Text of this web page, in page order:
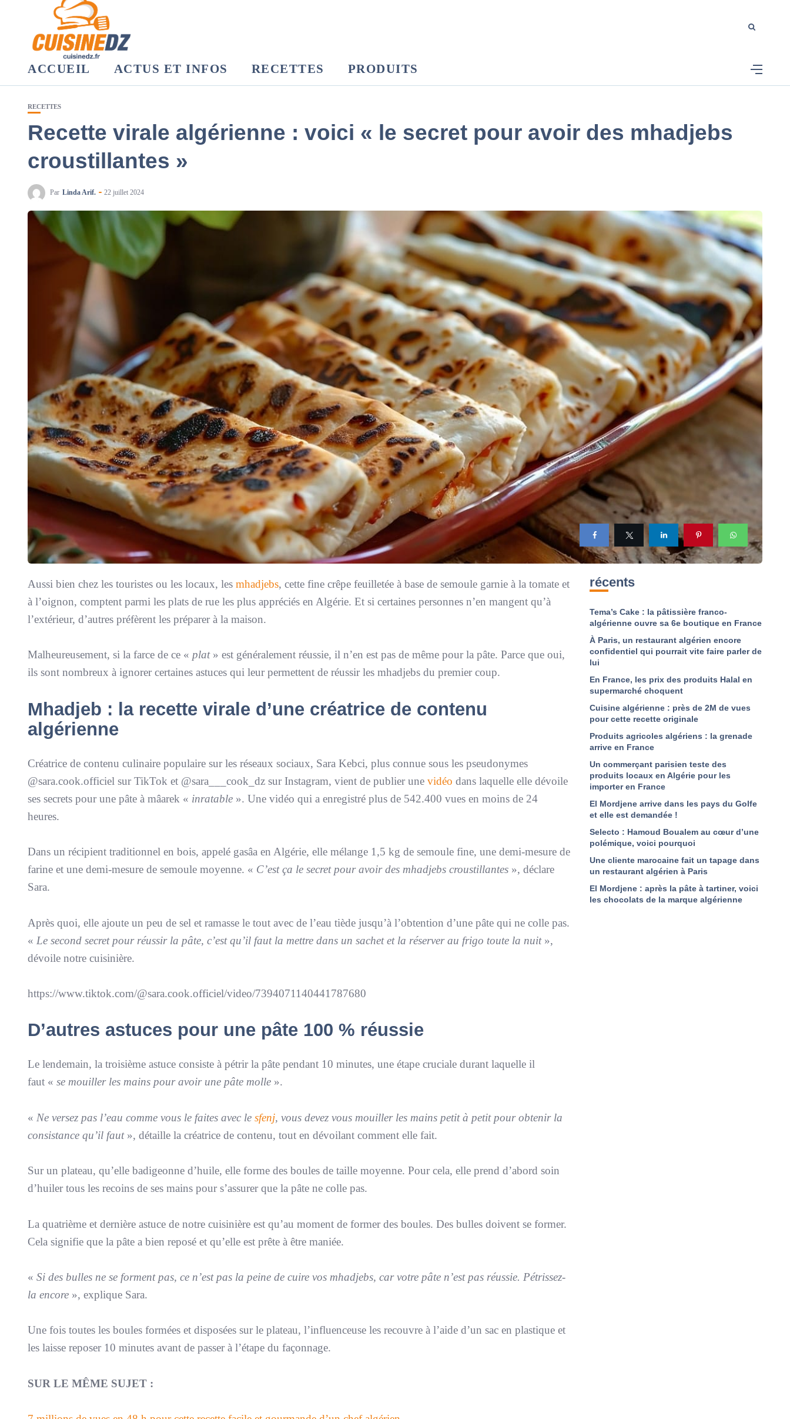
ACCUEIL ACTUS ET INFOS RECETTES PRODUITS
RECETTES
Recette virale algérienne : voici « le secret pour avoir des mhadjebs
croustillantes »
Par Linda Arif. 22 juillet 2024
Aussi bien chez les touristes ou les locaux, les mhadjebs, cette fine crêpe feuilletée à base de semoule garnie à la tomate et
à l’oignon, comptent parmi les plats de rue les plus appréciés en Algérie. Et si certaines personnes n’en mangent qu’à
l’extérieur, d’autres préfèrent les préparer à la maison.
Malheureusement, si la farce de ce « plat» est généralement réussie, il n’en est pas de même pour la pâte. Parce que oui,
ils sont nombreux à ignorer certaines astuces qui leur permettent de réussir les mhadjebs du premier coup.
Mhadjeb : la recette virale d’une créatrice de contenu
algérienne
Créatrice de contenu culinaire populaire sur les réseaux sociaux, Sara Kebci, plus connue sous les pseudonymes
@sara.cook.officiel sur TikTok et @sara___cook_dz sur Instagram, vient de publier une vidéo dans laquelle elle dévoile
ses secrets pour une pâte à mâarek « inratable ». Une vidéo qui a enregistré plus de 542.400 vues en moins de 24
heures.
Dans un récipient traditionnel en bois, appelé gasâa en Algérie, elle mélange 1,5 kg de semoule fine, une demi-mesure de
farine et une demi-mesure de semoule moyenne. « C’est ça le secret pour avoir des mhadjebs croustillantes », déclare
Sara.
Après quoi, elle ajoute un peu de sel et ramasse le tout avec de l’eau tiède jusqu’à l’obtention d’une pâte qui ne colle pas.
« Le second secret pour réussir la pâte, c’est qu’il faut la mettre dans un sachet et la réserver au frigo toute la nuit »,
dévoile notre cuisinière.
https://www.tiktok.com/@sara.cook.officiel/video/7394071140441787680
D’autres astuces pour une pâte 100 % réussie
Le lendemain, la troisième astuce consiste à pétrir la pâte pendant 10 minutes, une étape cruciale durant laquelle il
faut « se mouiller les mains pour avoir une pâte molle ».
« Ne versez pas l’eau comme vous le faites avec le sfenj, vous devez vous mouiller les mains petit à petit pour obtenir la
consistance qu’il faut», détaille la créatrice de contenu, tout en dévoilant comment elle fait.
Sur un plateau, qu’elle badigeonne d’huile, elle forme des boules de taille moyenne. Pour cela, elle prend d’abord soin
d’huiler tous les recoins de ses mains pour s’assurer que la pâte ne colle pas.
La quatrième et dernière astuce de notre cuisinière est qu’au moment de former des boules. Des bulles doivent se former.
Cela signifie que la pâte a bien reposé et qu’elle est prête à être maniée.
« Si des bulles ne se forment pas, ce n’est pas la peine de cuire vos mhadjebs, car votre pâte n’est pas réussie. Pétrissez-
la encore », explique Sara.
Une fois toutes les boules formées et disposées sur le plateau, l’influenceuse les recouvre à l’aide d’un sac en plastique et
les laisse reposer 10 minutes avant de passer à l’étape du façonnage.
SUR LE MÊME SUJET :
récents
Tema’s Cake : la pâtissière franco-
algérienne ouvre sa 6e boutique en France
À Paris, un restaurant algérien encore
confidentiel qui pourrait vite faire parler de
lui
En France, les prix des produits Halal en
supermarché choquent
Cuisine algérienne : près de 2M de vues
pour cette recette originale
Produits agricoles algériens : la grenade
arrive en France
Un commerçant parisien teste des
produits locaux en Algérie pour les
importer en France
El Mordjene arrive dans les pays du Golfe
et elle est demandée !
Selecto : Hamoud Boualem au cœur d’une
polémique, voici pourquoi
Une cliente marocaine fait un tapage dans
un restaurant algérien à Paris
El Mordjene : après la pâte à tartiner, voici
les chocolats de la marque algérienne